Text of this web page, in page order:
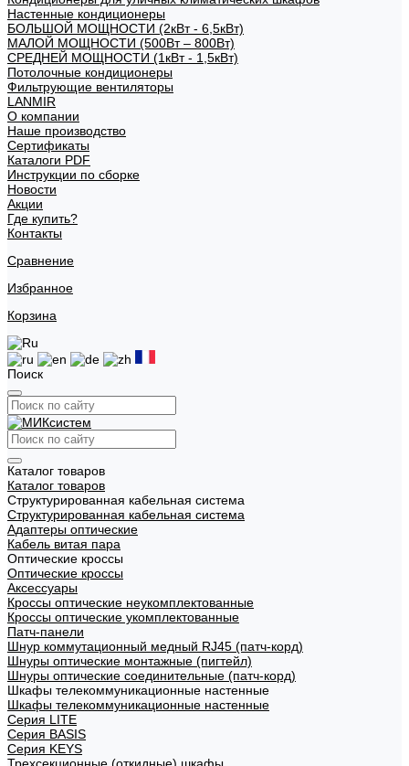
Настенные кондиционеры
БОЛЬШОЙ МОЩНОСТИ (2кВт - 6,5кВт)
МАЛОЙ МОЩНОСТИ (500Вт – 800Вт)
СРЕДНЕЙ МОЩНОСТИ (1кВт - 1,5кВт)
Потолочные кондиционеры
Фильтрующие вентиляторы
LANMIR
О компании
Наше производство
Сертификаты
Каталоги PDF
Инструкции по сборке
Новости
Акции
Где купить?
Контакты
Сравнение
Избранное
Корзина
Поиск
Каталог товаров
Каталог товаров
Структурированная кабельная система
Структурированная кабельная система
Адаптеры оптические
Кабель витая пара
Оптические кроссы
Оптические кроссы
Аксессуары
Кроссы оптические неукомплектованные
Кроссы оптические укомплектованные
Патч-панели
Шнур коммутационный медный RJ45 (патч-корд)
Шнуры оптические монтажные (пигтейл)
Шнуры оптические соединительные (патч-корд)
Шкафы телекоммуникационные настенные
Шкафы телекоммуникационные настенные
Cерия LITE
Cерия BASIS
Cерия KEYS